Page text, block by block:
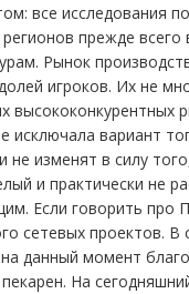
все исследования
прежде
Рынок
игроков. Их не
высококонкурентных
исключала вариант
изменят в силу
и практически не
Если говорить про
сетевых проектов.
данный момент
На